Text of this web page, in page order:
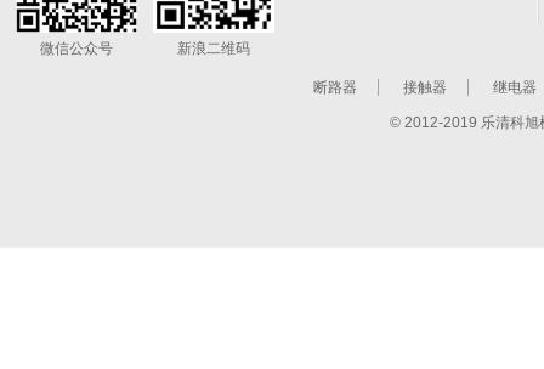
微信公众号 新浪二维码
断路器 接触器 继电器
© 2012-2019 乐清科旭